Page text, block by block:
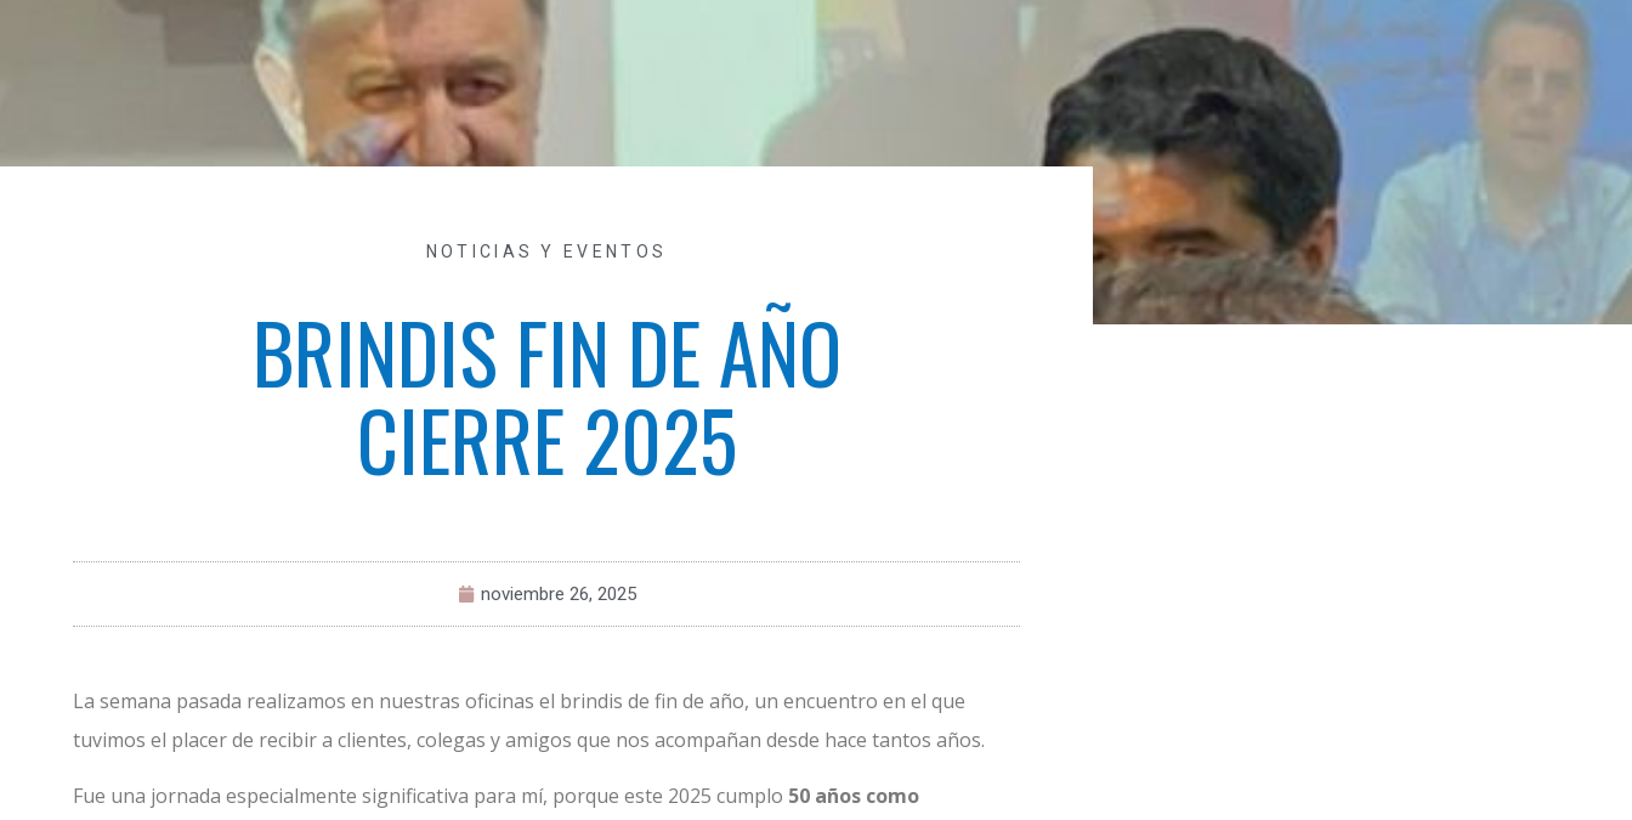
NOTICIAS Y EVENTOS
BRINDIS FIN DE AÑO
CIERRE 2025
noviembre 26, 2025
La semana pasada realizamos en nuestras oficinas el brindis de fin de año, un encuentro en el que
tuvimos el placer de recibir a clientes, colegas y amigos que nos acompañan desde hace tantos años.
Fue una jornada especialmente significativa para mí, porque este 2025 cumplo 50 años como